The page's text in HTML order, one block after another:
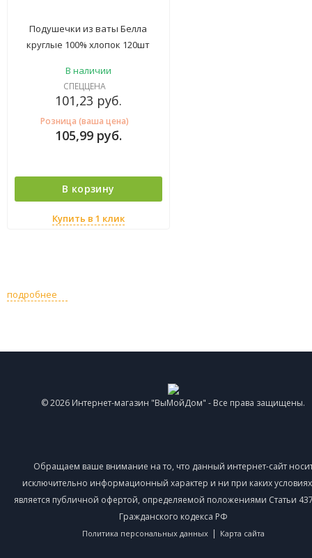
Подушечки из ваты Белла
круглые 100% хлопок 120шт
В наличии
СПЕЦЦЕНА
101,23 руб.
Розница (ваша цена)
105,99 руб.
В корзину
Купить в 1 клик
подробнее
© 2026 Интернет-магазин "ВыМойДом" - Все права защищены.
Обращаем ваше внимание на то, что данный интернет-сайт
исключительно информационный характер и ни при каких
является публичной офертой, определяемой положениями Статьи
Гражданского кодекса РФ
Политика персональных данных | Карта сайта